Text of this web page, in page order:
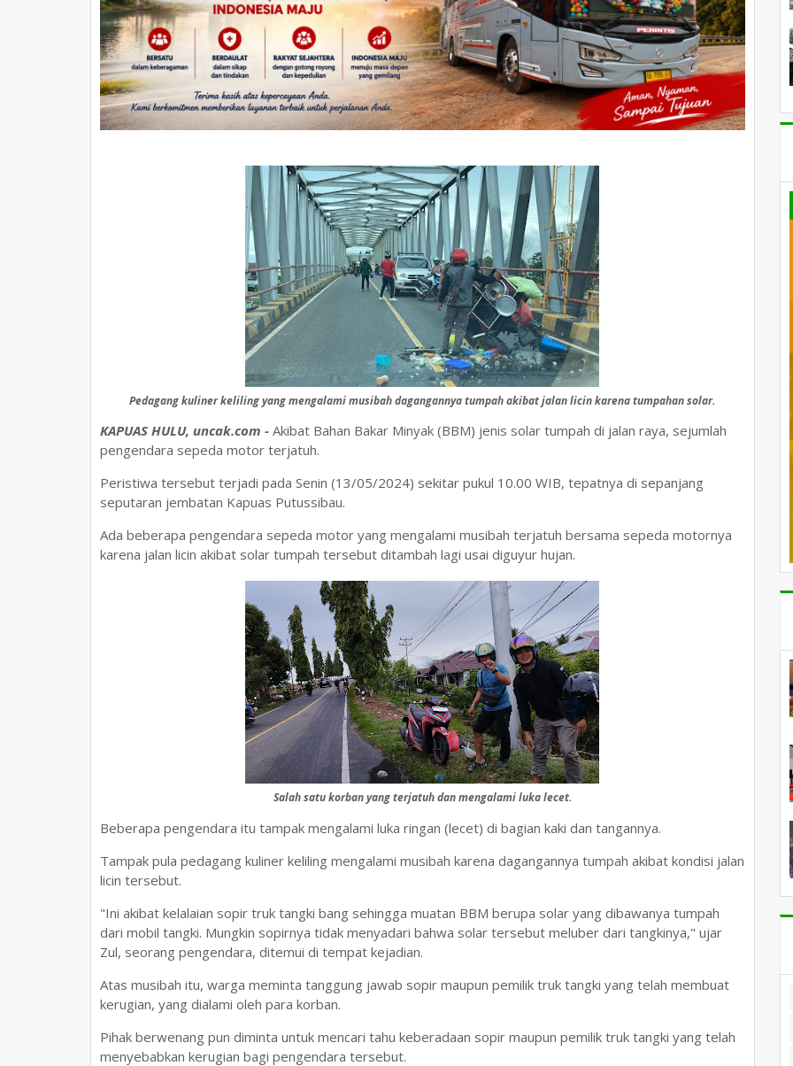
Pedagang kuliner keliling yang mengalami musibah dagangannya tumpah akibat jalan licin karena tumpahan solar.
KAPUAS HULU, uncak.com - Akibat Bahan Bakar Minyak (BBM) jenis solar tumpah di jalan raya, sejumlah
pengendara sepeda motor terjatuh.
Peristiwa tersebut terjadi pada Senin (13/05/2024) sekitar pukul 10.00 WIB, tepatnya di sepanjang
seputaran jembatan Kapuas Putussibau.
Ada beberapa pengendara sepeda motor yang mengalami musibah terjatuh bersama sepeda motornya
karena jalan licin akibat solar tumpah tersebut ditambah lagi usai diguyur hujan.
Salah satu korban yang terjatuh dan mengalami luka lecet.
Beberapa pengendara itu tampak mengalami luka ringan (lecet) di bagian kaki dan tangannya.
Tampak pula pedagang kuliner keliling mengalami musibah karena dagangannya tumpah akibat kondisi jalan
licin tersebut.
"Ini akibat kelalaian sopir truk tangki bang sehingga muatan BBM berupa solar yang dibawanya tumpah
dari mobil tangki. Mungkin sopirnya tidak menyadari bahwa solar tersebut meluber dari tangkinya," ujar
Zul, seorang pengendara, ditemui di tempat kejadian.
Atas musibah itu, warga meminta tanggung jawab sopir maupun pemilik truk tangki yang telah membuat
kerugian, yang dialami oleh para korban.
Pihak berwenang pun diminta untuk mencari tahu keberadaan sopir maupun pemilik truk tangki yang telah
menyebabkan kerugian bagi pengendara tersebut.